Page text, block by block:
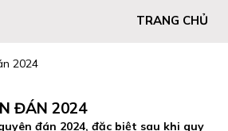
TRANG CHỦ
2024
ĐÁN 2024
đán 2024, đặc biệt sau khi quy